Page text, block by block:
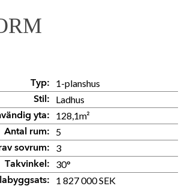
Typ: 1-planshus
Stil: Ladhus
yta: 128,1m²
Antal rum: 5
sovrum: 3
Takvinkel: 30°
1 827 000 SEK